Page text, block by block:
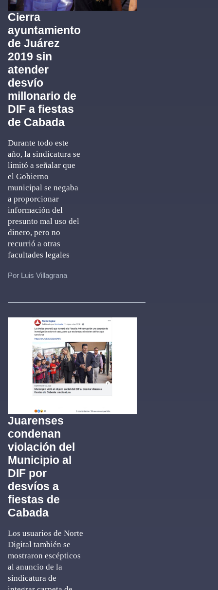
Cierra
ayuntamiento
de Juárez
2019 sin
atender
desvío
millonario de
DIF a fiestas
de Cabada
Durante todo este
año, la sindicatura se
limitó a señalar que
el Gobierno
municipal se negaba
a proporcionar
información del
presunto mal uso del
dinero, pero no
recurrió a otras
facultades legales
Por Luis Villagrana
Juarenses
condenan
violación del
Municipio al
DIF por
desvíos a
fiestas de
Cabada
Los usuarios de Norte
Digital también se
mostraron escépticos
al anuncio de la
sindicatura de